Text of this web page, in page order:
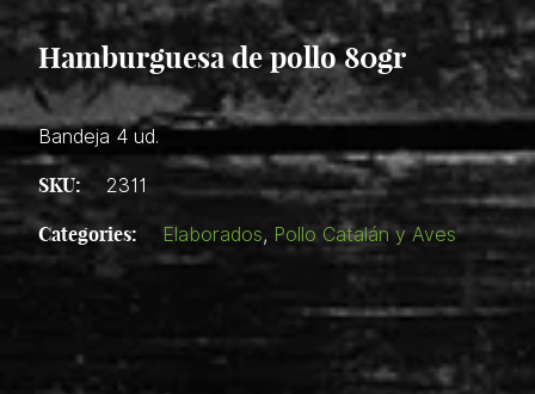
Hamburguesa de pollo 80gr
Bandeja 4 ud.
SKU: 2311
Categories: Elaborados, Pollo Catalán y Aves